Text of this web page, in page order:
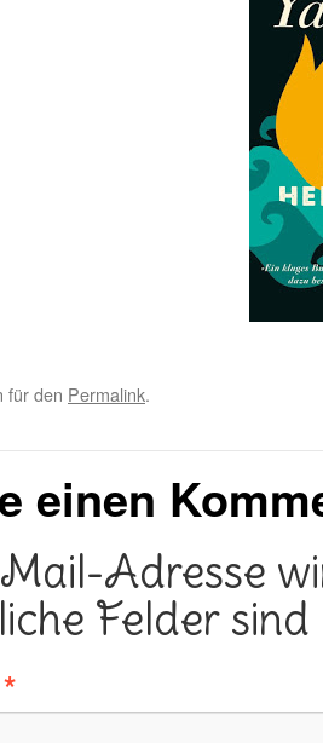
für den Permalink.
einen
Adresse
Felder
*